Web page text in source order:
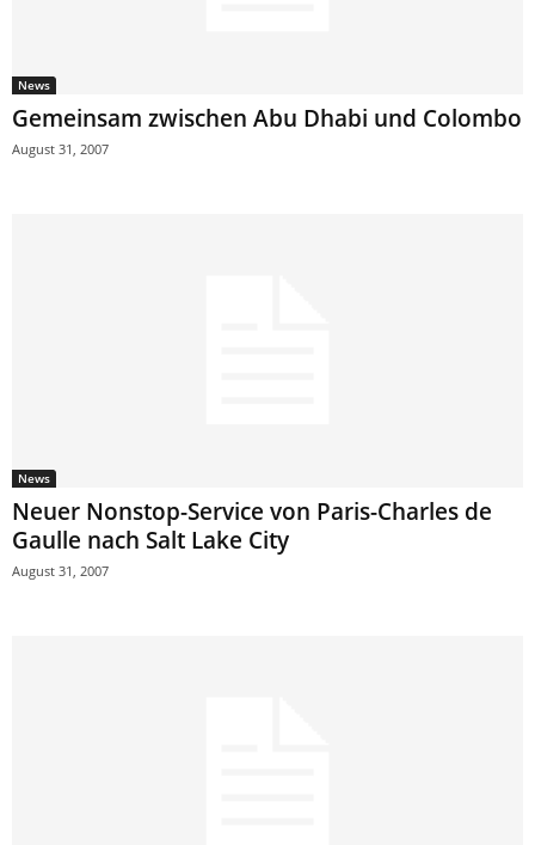
News
Gemeinsam zwischen Abu Dhabi und Colombo
August 31, 2007
News
Neuer Nonstop-Service von Paris-Charles de
Gaulle nach Salt Lake City
August 31, 2007